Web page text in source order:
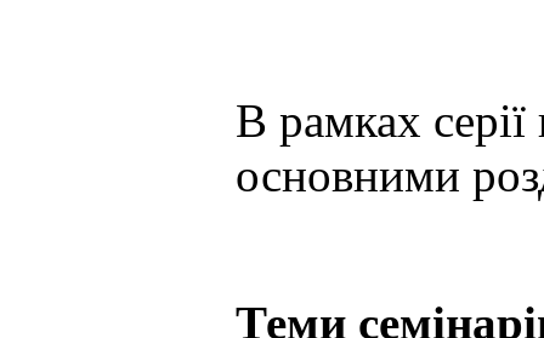
В рамках серії
основними
Теми